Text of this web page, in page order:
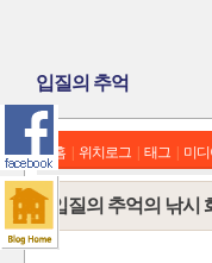
입질의 추억
홈 위치로그 태그 미
입질의 추억의 낚시